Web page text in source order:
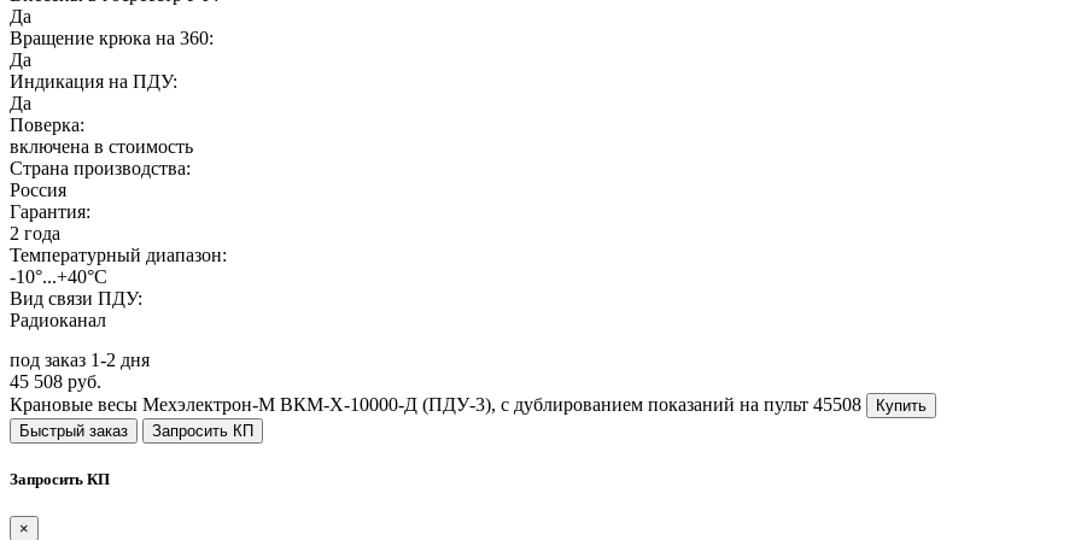
Да
Вращение крюка на 360:
Да
Индикация на ПДУ:
Да
Поверка:
включена в стоимость
Страна производства:
Россия
Гарантия:
2 года
Температурный диапазон:
-10°...+40°С
Вид связи ПДУ:
Радиоканал
под заказ 1-2 дня
45 508 руб.
Крановые весы Мехэлектрон-М ВКМ-X-10000-Д (ПДУ-3), с дублированием показаний на пульт 45508
Купить
Быстрый заказ
Запросить КП
Запросить КП
×